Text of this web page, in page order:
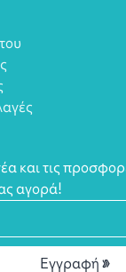
και τις
αγορά!
Εγγραφή